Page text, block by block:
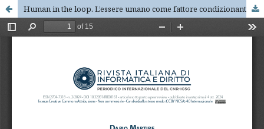
Human in the loop. L’essere umano come fattore condizionante della – o condizionato dalla – intelligenza artificiale